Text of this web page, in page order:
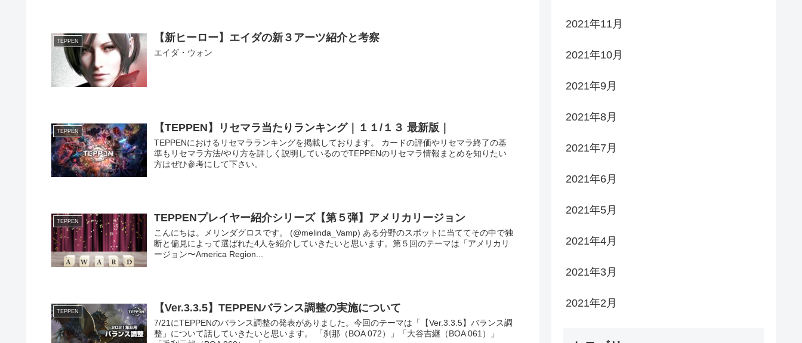
TEPPEN 【新ヒーロー】エイダの新３アーツ紹介と考察
エイダ・ウォン
TEPPEN 【TEPPEN】リセマラ当たりランキング｜１１/１３ 最新版｜
TEPPENにおけるリセマラランキングを掲載しております。 カードの評価やリセマラ終了の基
準もリセマラ方法/やり方を詳しく説明しているのでTEPPENのリセマラ情報まとめを知りたい
方はぜひ参考にして下さい。
TEPPEN TEPPENプレイヤー紹介シリーズ【第５弾】アメリカリージョン
こんにちは。メリンダグロスです。 (@melinda_Vamp) ある分野のスポットに当ててその中で独
断と偏見によって選ばれた4人を紹介していきたいと思います。第５回のテーマは「アメリカリ
ージョン〜America Region...
TEPPEN 【Ver.3.3.5】TEPPENバランス調整の実施について
7/21にTEPPENのバランス調整の発表がありました。今回のテーマは「【Ver.3.3.5】バランス調
整」について話していきたいと思います。 「刹那（BOA 072）」「大谷吉継（BOA 061）」
2021年11月
2021年10月
2021年9月
2021年8月
2021年7月
2021年6月
2021年5月
2021年4月
2021年3月
2021年2月